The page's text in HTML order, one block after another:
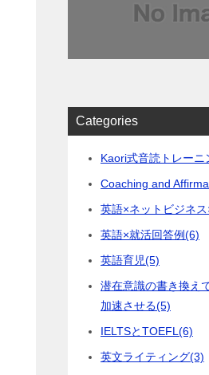
Categories
Kaori式音読トレーニ
Coaching and
英語×ネットビジネ
英語×就活回答例(6)
英語育児(5)
潜在意識の書き換え
加速させる(5)
IELTSとTOEFL (6)
英文ライティング(3)